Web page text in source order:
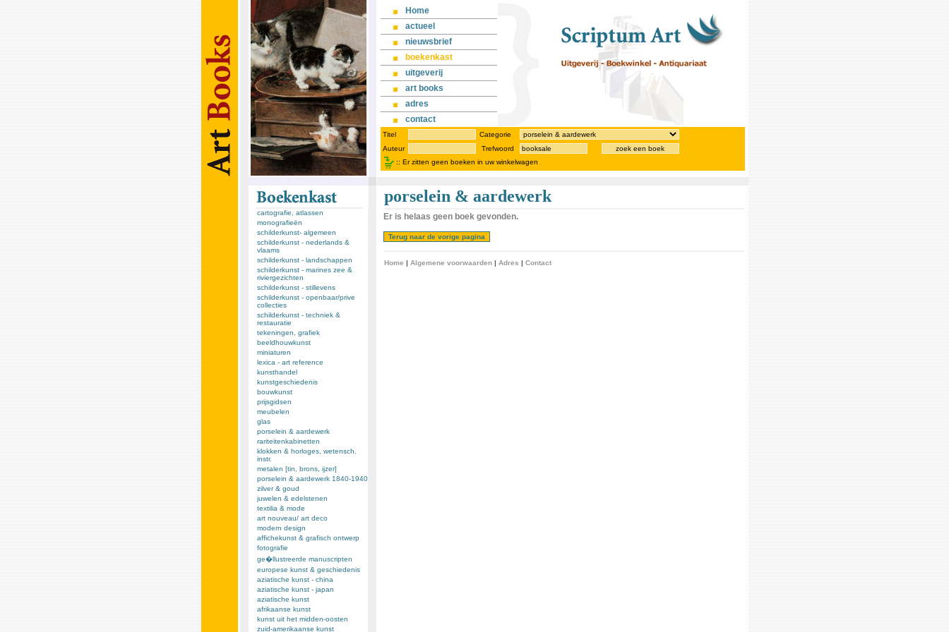
Home
actueel
nieuwsbrief
boekenkast
uitgeverij
art books
adres
contact
Titel
Categorie
Auteur
Trefwoord
zoek een boek
:: Er zitten geen boeken in uw winkelwagen
cartografie, atlassen
monografieën
schilderkunst- algemeen
schilderkunst - nederlands &
vlaams
schilderkunst - landschappen
schilderkunst - marines zee &
riviergezichten
schilderkunst - stillevens
schilderkunst - openbaar/prive
collecties
schilderkunst - techniek &
restauratie
tekeningen, grafiek
beeldhouwkunst
miniaturen
lexica - art reference
kunsthandel
kunstgeschiedenis
bouwkunst
prijsgidsen
meubelen
glas
porselein & aardewerk
rariteitenkabinetten
klokken & horloges, wetensch.
instr.
metalen [tin, brons, ijzer]
porselein & aardewerk 1840-1940
zilver & goud
juwelen & edelstenen
textilia & mode
art nouveau/ art deco
modern design
affichekunst & grafisch ontwerp
fotografie
ge�llustreerde manuscripten
europese kunst & geschiedenis
aziatische kunst - china
aziatische kunst - japan
aziatische kunst
afrikaanse kunst
kunst uit het midden-oosten
zuid-amerikaanse kunst
porselein & aardewerk
Er is helaas geen boek gevonden.
Home | Algemene voorwaarden| Adres | Contact